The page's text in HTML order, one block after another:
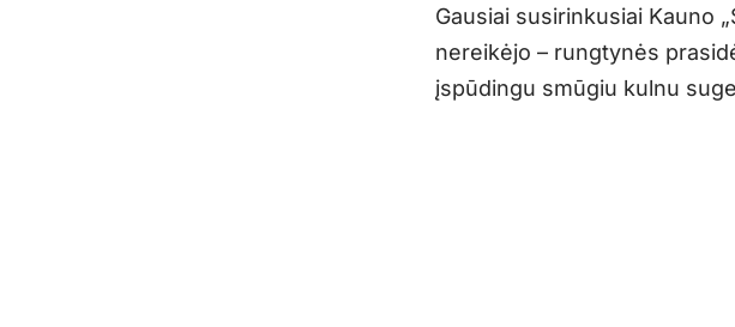
Gausiai susirinkusiai Kauno
nereikėjo – rungtynės
įspūdingu smūgiu kulnu